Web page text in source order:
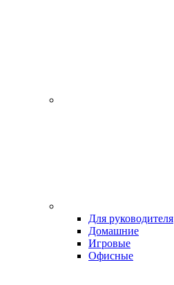
Для руководителя
Домашние
Игровые
Офисные